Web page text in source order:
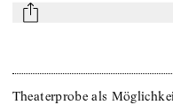
mail
Theaterprobe als